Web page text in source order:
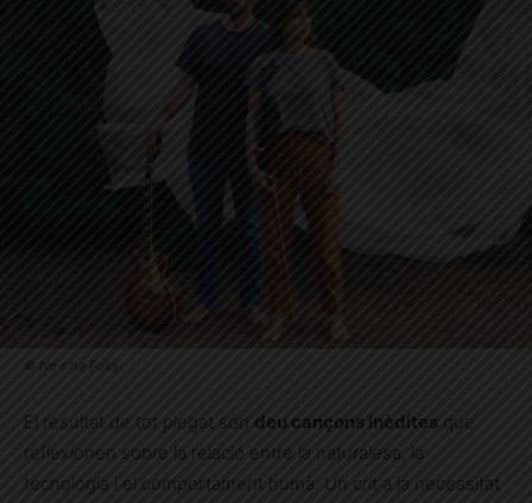
© No s’ha Foss
El resultat de tot plegat són deu cançons inèdites que
reflexionen sobre la relació entre la naturalesa, la
tecnologia i el comportament humà. Un crit a la necessitat